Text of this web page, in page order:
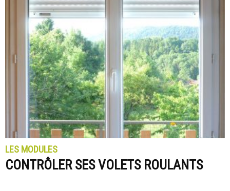
LES MODULES
CONTRÔLER SES VOLETS ROULANTS